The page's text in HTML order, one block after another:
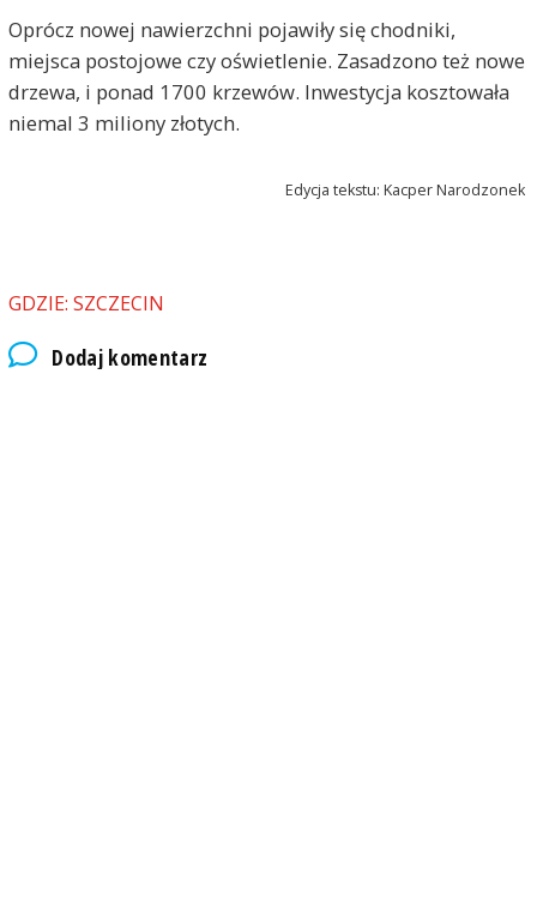
Oprócz nowej nawierzchni pojawiły się chodniki,
miejsca postojowe czy oświetlenie. Zasadzono też nowe
drzewa, i ponad 1700 krzewów. Inwestycja kosztowała
niemal 3 miliony złotych.
Edycja tekstu: Kacper Narodzonek
GDZIE: SZCZECIN
Dodaj komentarz